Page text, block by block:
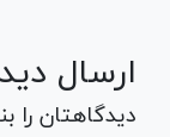
ارسال
دیدگاهتان را